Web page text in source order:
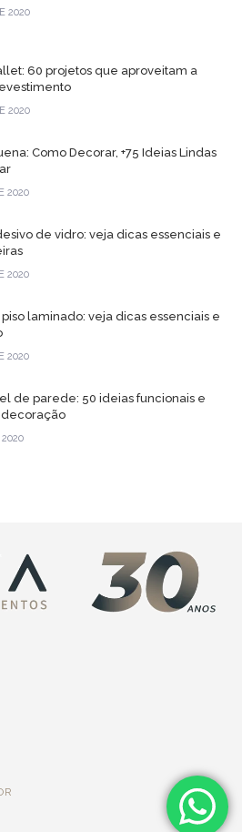
2020
60 projetos que aproveitam a
2020
Como Decorar, +75 Ideias Lindas
2020
de vidro: veja dicas essenciais e
2020
laminado: veja dicas essenciais e
2020
de parede: 50 ideias funcionais e
decoração